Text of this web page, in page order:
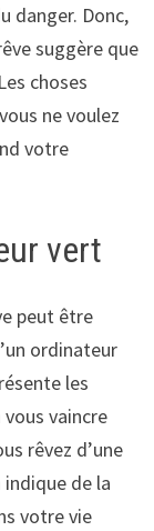
danger. Donc,
suggère que
choses
ne voulez
votre
vert
peut être
ordinateur
les
vaincre
rêvez d’une
de la
votre vie